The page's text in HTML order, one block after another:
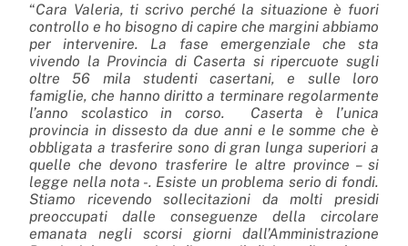
“Cara Valeria, ti scrivo perché la situazione è fuori
controllo e ho bisogno di capire che margini abbiamo
per intervenire. La fase emergenziale che sta
vivendo la Provincia di Caserta si ripercuote sugli
oltre 56 mila studenti casertani, e sulle loro
famiglie, che hanno diritto a terminare regolarmente
l’anno scolastico in corso. Caserta è l’unica
provincia in dissesto da due anni e le somme che è
obbligata a trasferire sono di gran lunga superiori a
quelle che devono trasferire le altre province – si
legge nella nota -. Esiste un problema serio di fondi.
Stiamo ricevendo sollecitazioni da molti presidi
preoccupati dalle conseguenze della circolare
emanata negli scorsi giorni dall’Amministrazione